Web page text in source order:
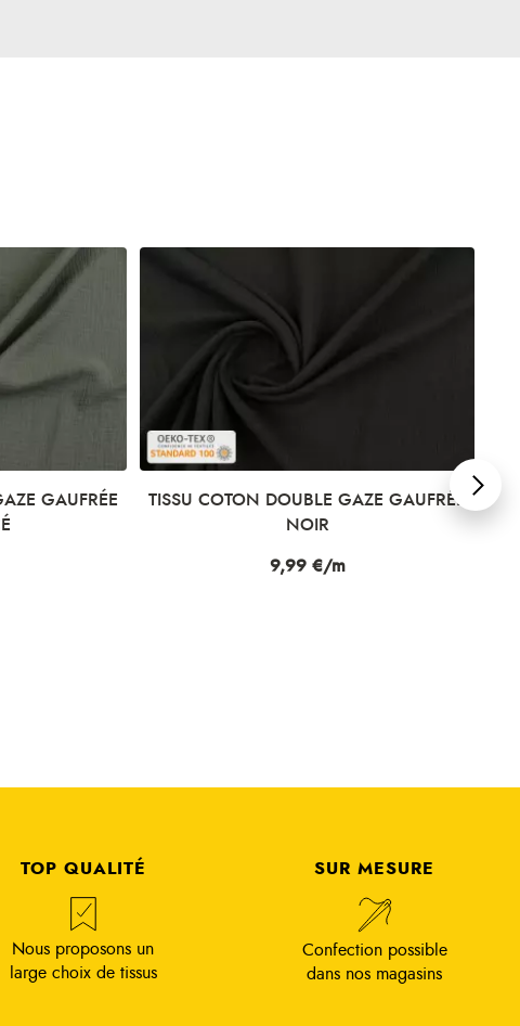
GAUFRÉE
TISSU COTON DOUBLE GAZE GAUFRÉE
POIS DORÉS BLANC
Prix
10,99 €/m
TOP QUALITÉ
Nous proposons un
large choix de tissus
SUR MESURE
Confection possible
dans nos magasins